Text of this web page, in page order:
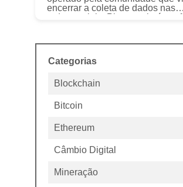
encerrar a coleta de dados nas
redes sociais. Pigeoncoin é um
Categorias
Blockchain
Bitcoin
Ethereum
Câmbio Digital
Mineração